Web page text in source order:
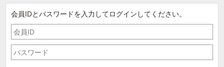
会員IDとパスワードを入力してログインしてください。